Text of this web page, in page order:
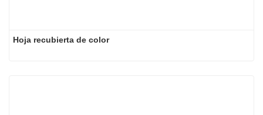
Hoja recubierta de color